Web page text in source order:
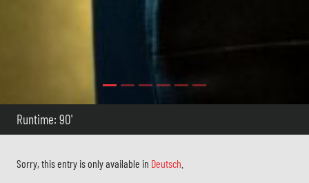
Runtime: 90'
Sorry, this entry is only available in Deutsch